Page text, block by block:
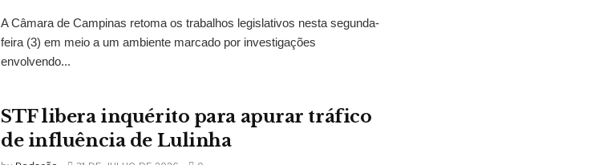
A Câmara de Campinas retoma os trabalhos legislativos nesta segunda-
feira (3) em meio a um ambiente marcado por investigações
envolvendo...
STF libera inquérito para apurar tráfico
de influência de Lulinha